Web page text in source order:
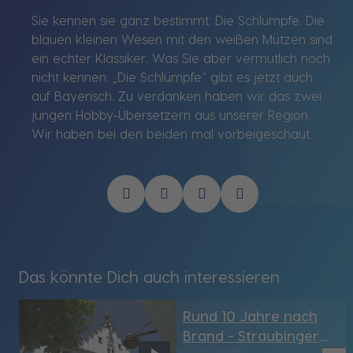
Sie kennen sie ganz bestimmt: Die Schlümpfe. Die
blauen kleinen Wesen mit den weißen Mützen sind
ein echter Klassiker. Was Sie aber vermutlich noch
nicht kennen: „Die Schlümpfe“ gibt es jetzt auch
auf Bayerisch. Zu verdanken haben wir das zwei
jungen Hobby-Übersetzern aus unserer Region.
Wir haben bei den beiden mal vorbeigeschaut.
Das könnte Dich auch interessieren
Rund 10 Jahre nach
Brand - Straubinger